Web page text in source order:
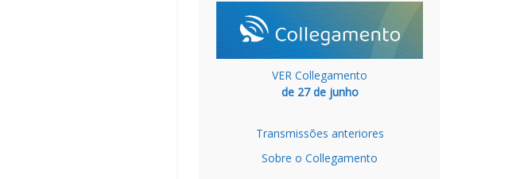
VER Collegamento
de 27 de junho
Transmissões anteriores
Sobre o Collegamento